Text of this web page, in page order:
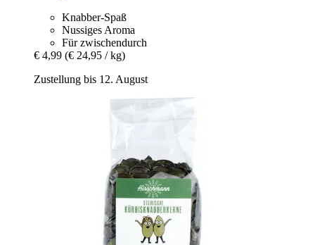
Knabber-Spaß
Nussiges Aroma
Für zwischendurch
€ 4,99 (€ 24,95 / kg)
Zustellung bis 12. August